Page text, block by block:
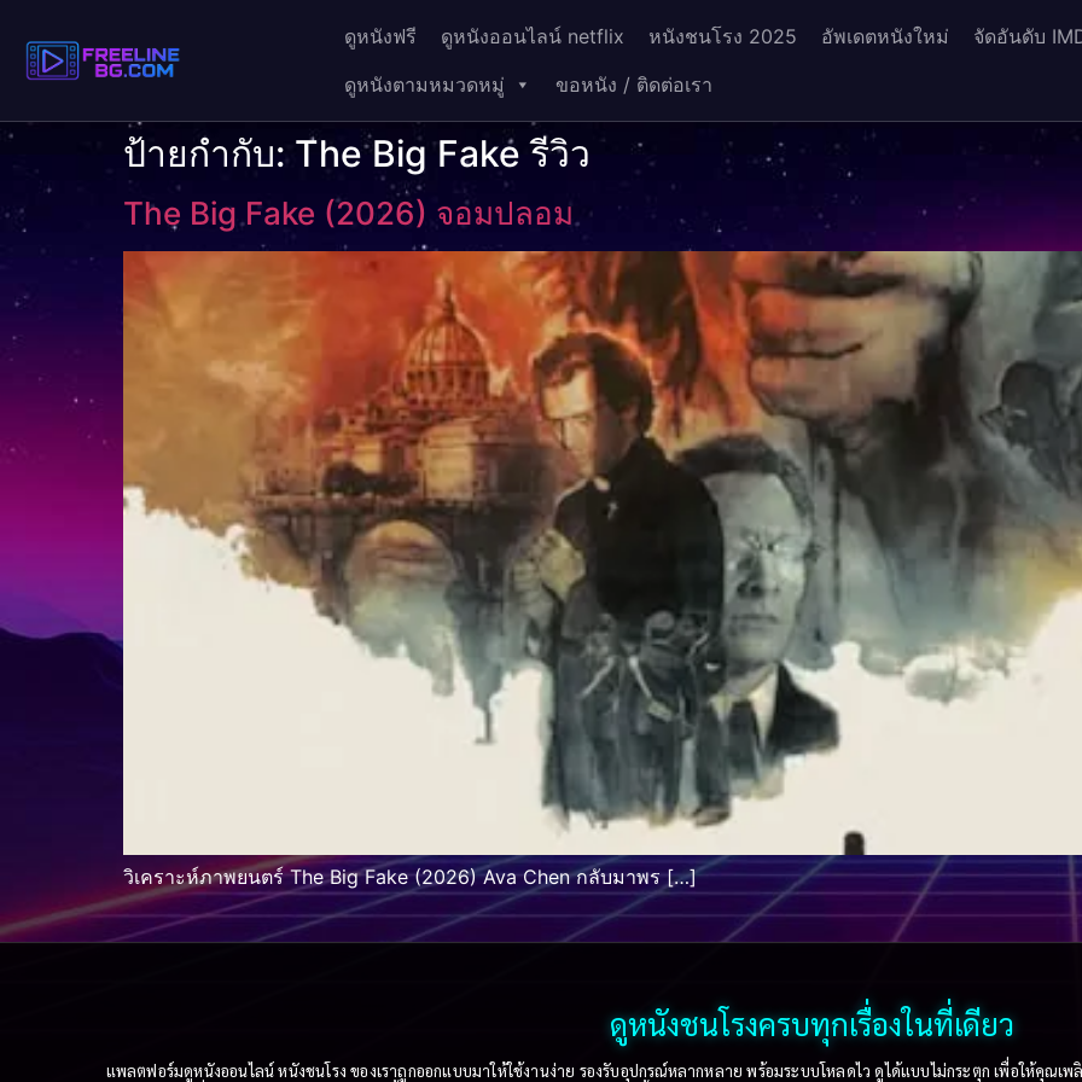
ดูหนังฟรี ดูหนังออนไลน์ netflix หนังชนโรง 2025 อัพเดตหนังใหม่
จัดอันดับ
ดูหนังตามหมวดหมู่
ขอหนัง / ติดต่อเรา
ป้ายกำกับ:The Big Fake รีวิว
The Big Fake (2026) จอมปลอม
วิเคราะห์ภาพยนตร์ The Big Fake (2026) Ava Chen กลับมาพร […]
ดูหนังชนโรงครบทุกเรื่องในที่เดียว
แพลตฟอร์มดูหนังออนไลน์ หนังชนโรง ของเราถูกออกแบบมาให้ใช้งานง่าย รองรับอุปกรณ์หลากหลาย พร้อมระบบโหลดไว ดูได้แบบไม่กระตุก เพื่อให้คุณเพ